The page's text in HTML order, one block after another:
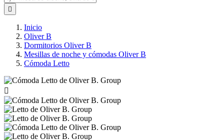

Inicio
Oliver B
Dormitorios Oliver B
Mesillas de noche y cómodas Oliver B
Cómoda Letto
